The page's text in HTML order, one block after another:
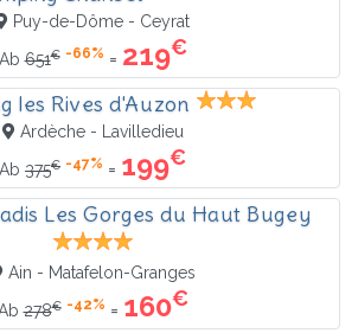
Puy-de-Dôme - Ceyrat
Ab651€ -66% = 219€
les Rives d'Auzon
Ardèche - Lavilledieu
Ab 375€ -47% = 199€
Les Gorges du Haut Bugey
Ain - Matafelon-Granges
278€ -42% = 160€